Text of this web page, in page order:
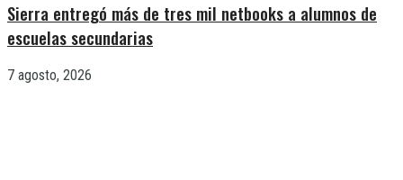
Sierra entregó más de tres mil netbooks a alumnos de
escuelas secundarias
7 agosto, 2026